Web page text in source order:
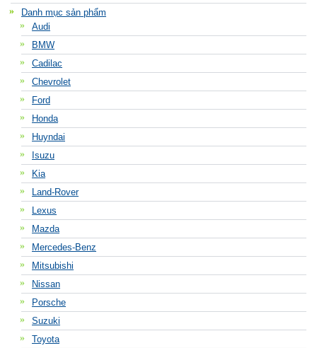
Danh mục sản phẩm
Audi
BMW
Cadilac
Chevrolet
Ford
Honda
Huyndai
Isuzu
Kia
Land-Rover
Lexus
Mazda
Mercedes-Benz
Mitsubishi
Nissan
Porsche
Suzuki
Toyota